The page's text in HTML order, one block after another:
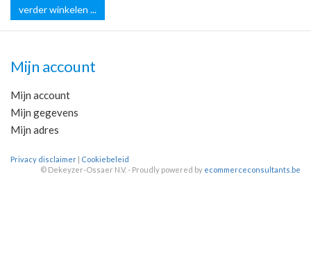
verder winkelen ...
Mijn account
Mijn account
Mijn gegevens
Mijn adres
Privacy disclaimer | Cookiebeleid
© Dekeyzer-Ossaer N.V. - Proudly powered by ecommerceconsultants.be